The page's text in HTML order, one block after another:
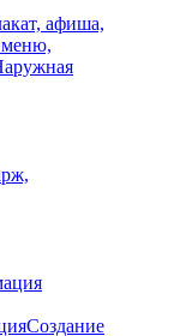
афиша,
меню,
Создание